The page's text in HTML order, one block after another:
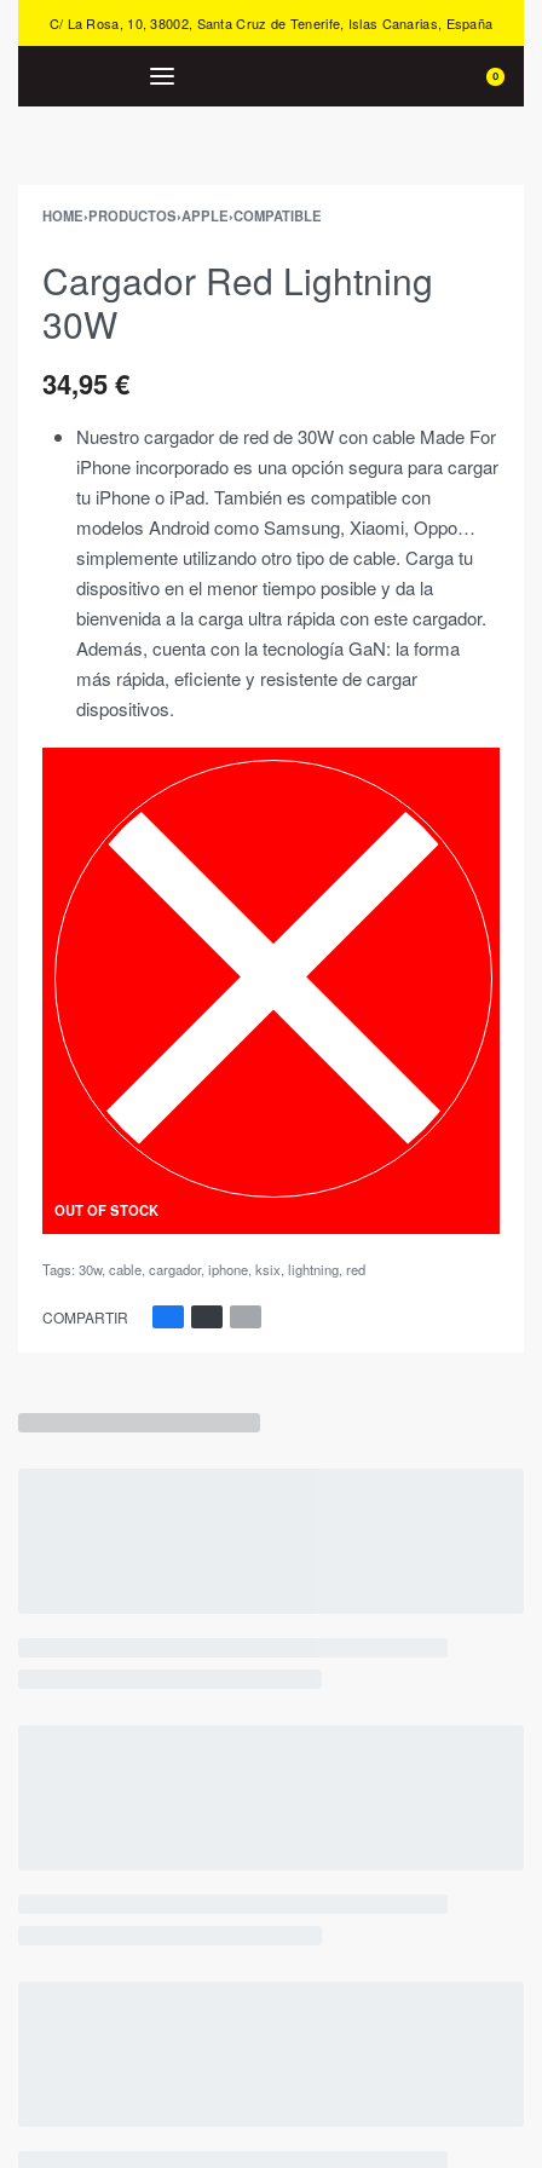
C/ La Rosa, 10, 38002, Santa Cruz de Tenerife, Islas Canarias, España
0
HOME›PRODUCTOS›APPLE›COMPATIBLE
Cargador Red Lightning
30W
34,95€
Nuestro cargador de red de 30W con cable Made For
iPhone incorporado es una opción segura para cargar
tu iPhone o iPad. También es compatible con
modelos Android como Samsung, Xiaomi, Oppo…
simplemente utilizando otro tipo de cable. Carga tu
dispositivo en el menor tiempo posible y da la
bienvenida a la carga ultra rápida con este cargador.
Además, cuenta con la tecnología GaN: la forma
más rápida, eficiente y resistente de cargar
dispositivos.
OUT OF STOCK
Tags: 30w, cable, cargador, iphone, ksix, lightning, red
COMPARTIR